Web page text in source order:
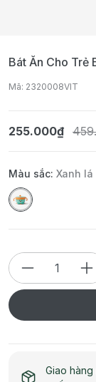
Bát Ăn Cho Trẻ
Mã: 2320008VIT
255.000₫
Màu sắc: Xanh lá
Giao hàng